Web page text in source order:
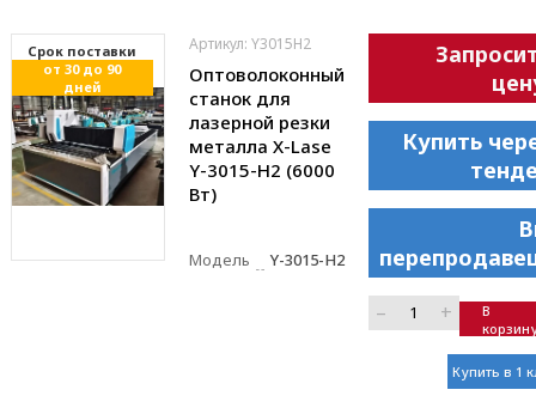
Cрок поставки
от 30 до 90
дней
Артикул: Y3015H2
Оптоволоконный
станок для
лазерной резки
металла X-Lase
Y-3015-H2 (6000
Вт)
Модель Y-3015-H2
Купить
– +
В
Купить в 1